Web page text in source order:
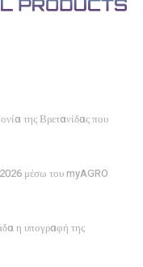
της Βρετανίδας που
μέσω του myAGRO
η υπογραφή της